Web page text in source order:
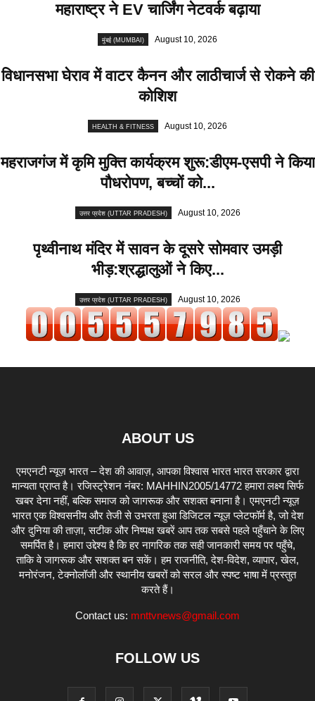
महाराष्ट्र ने EV चार्जिंग नेटवर्क बढ़ाया
मुंबई (MUMBAI) August 10, 2026
विधानसभा घेराव में वाटर कैनन और लाठीचार्ज से रोकने की
कोशिश
HEALTH & FITNESS August 10, 2026
महराजगंज में कृमि मुक्ति कार्यक्रम शुरू:डीएम-एसपी ने किया
पौधरोपण, बच्चों को...
उत्तर प्रदेश (UTTAR PRADESH) August 10, 2026
पृथ्वीनाथ मंदिर में सावन के दूसरे सोमवार उमड़ी
भीड़:श्रद्धालुओं ने किए...
उत्तर प्रदेश (UTTAR PRADESH) August 10, 2026
ABOUT US
एमएनटी न्यूज़ भारत – देश की आवाज़, आपका विश्वास भारत भारत सरकार द्वारा
मान्यता प्राप्त है। रजिस्ट्रेशन नंबर: MAHHIN2005/14772 हमारा लक्ष्य सिर्फ
खबर देना नहीं, बल्कि समाज को जागरूक और सशक्त बनाना है। एमएनटी न्यूज़
भारत एक विश्वसनीय और तेजी से उभरता हुआ डिजिटल न्यूज़ प्लेटफॉर्म है, जो देश
और दुनिया की ताज़ा, सटीक और निष्पक्ष खबरें आप तक सबसे पहले पहुँचाने के लिए
समर्पित है। हमारा उद्देश्य है कि हर नागरिक तक सही जानकारी समय पर पहुँचे,
ताकि वे जागरूक और सशक्त बन सकें। हम राजनीति, देश-विदेश, व्यापार, खेल,
मनोरंजन, टेक्नोलॉजी और स्थानीय खबरों को सरल और स्पष्ट भाषा में प्रस्तुत
करते हैं।
Contact us: mnttvnews@gmail.com
FOLLOW US